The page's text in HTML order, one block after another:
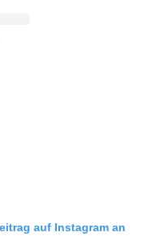
auf Instagram an